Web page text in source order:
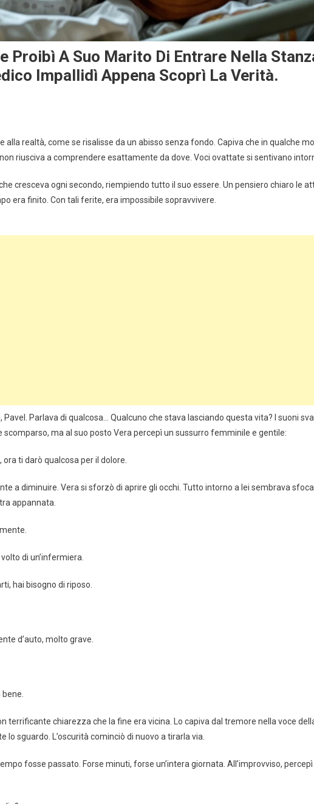
Proibì A Suo Marito Di Entrare Nella
Impallidì Appena Scoprì La Verità.
realtà, come se risalisse da un abisso senza fondo. Capiva che in qualche
riusciva a comprendere esattamente da dove. Voci ovattate si sentivano
cresceva ogni secondo, riempiendo tutto il suo essere. Un pensiero chiaro le
era finito. Con tali ferite, era impossibile sopravvivere.
Parlava di qualcosa… Qualcuno che stava lasciando questa vita? I suoni
ma al suo posto Vera percepì un sussurro femminile e gentile:
ti darò qualcosa per il dolore.
a diminuire. Vera si sforzò di aprire gli occhi. Tutto intorno a lei sembrava
appannata.
di un’infermiera.
hai bisogno di riposo.
d’auto, molto grave.
terrificante chiarezza che la fine era vicina. Lo capiva dal tremore nella voce
lo sguardo. L’oscurità cominciò di nuovo a tirarla via.
fosse passato. Forse minuti, forse un’intera giornata. All’improvviso,